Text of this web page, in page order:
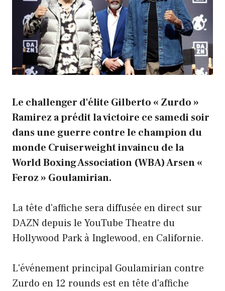
Le challenger d'élite Gilberto « Zurdo »
Ramirez a prédit la victoire ce samedi soir
dans une guerre contre le champion du
monde Cruiserweight invaincu de la
World Boxing Association (WBA) Arsen «
Feroz » Goulamirian.
La tête d'affiche sera diffusée en direct sur
DAZN depuis le YouTube Theatre du
Hollywood Park à Inglewood, en Californie.
L'événement principal Goulamirian contre
Zurdo en 12 rounds est en tête d'affiche